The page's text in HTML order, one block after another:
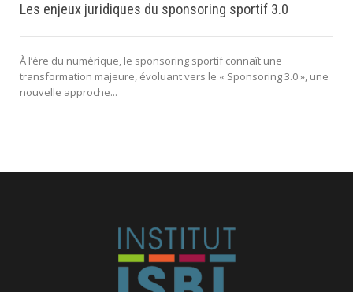
Les enjeux juridiques du sponsoring sportif 3.0
À l’ère du numérique, le sponsoring sportif connaît une
transformation majeure, évoluant vers le « Sponsoring 3.0 », une
nouvelle approche...